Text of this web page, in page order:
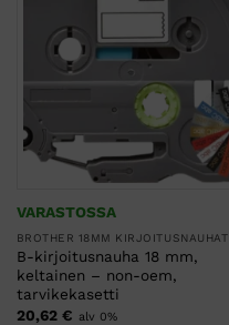
VARASTOSSA
BROTHER 18MM KIRJOITUSNAUHAT
B-kirjoitusnauha 18 mm,
keltainen – non-oem,
tarvikekasetti
20,62 € alv 0%